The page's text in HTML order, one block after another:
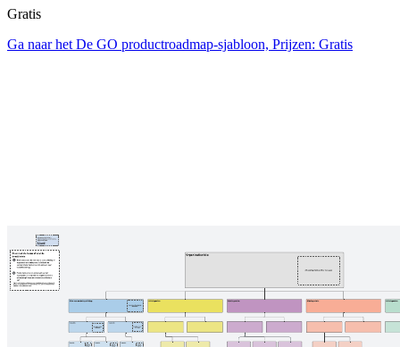
Gratis
Ga naar het De GO productroadmap-sjabloon, Prijzen: Gratis